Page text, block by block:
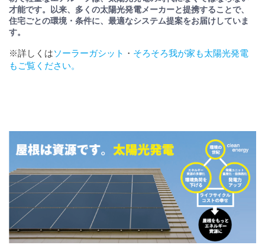
才能です。以来、多くの太陽光発電メーカーと提携することで、
住宅ごとの環境・条件に、最適なシステム提案をお届けしていま
す。
※詳しくはソーラーガシット ・ そろそろ我が家も太陽光発電
もご覧ください。